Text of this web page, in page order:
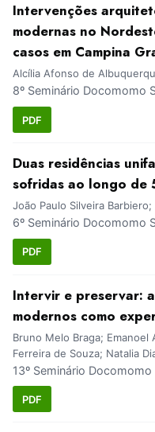
Intervenções
modernas no
casos em Campina
Alcília Afonso de
8º Seminário Docomomo
PDF
Duas residências
sofridas ao longo de
João Paulo Silveira
6º Seminário Docomomo
PDF
Intervir e preservar:
modernos como
Bruno Melo Braga; Emanoel
Ferreira de Souza; Natalia
13º Seminário
PDF